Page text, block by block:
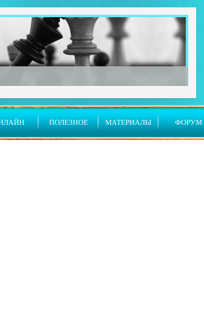
ПОЛЕЗНОЕ МАТЕРИАЛЫ ФОРУМ